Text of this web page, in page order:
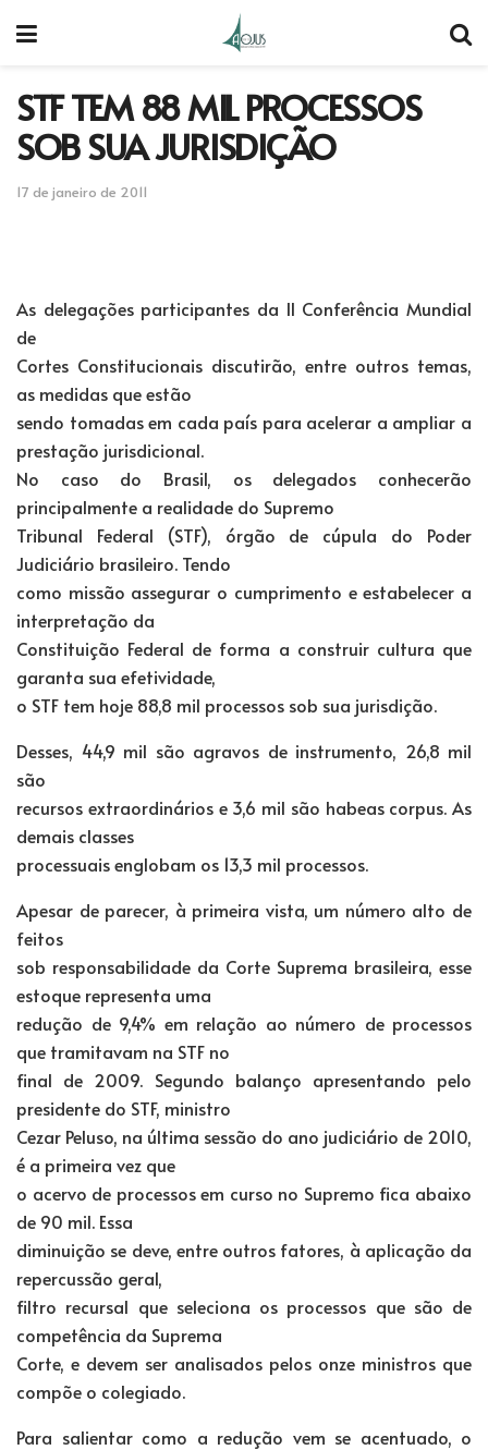
STF TEM 88 MIL PROCESSOS
SOB SUA JURISDIÇÃO
17 de janeiro de 2011
As delegações participantes da II Conferência Mundial
de
Cortes Constitucionais discutirão, entre outros temas,
as medidas que estão
sendo tomadas em cada país para acelerar a ampliar a
prestação jurisdicional.
No caso do Brasil, os delegados conhecerão
principalmente a realidade do Supremo
Tribunal Federal (STF), órgão de cúpula do Poder
Judiciário brasileiro. Tendo
como missão assegurar o cumprimento e estabelecer a
interpretação da
Constituição Federal de forma a construir cultura que
garanta sua efetividade,
o STF tem hoje 88,8 mil processos sob sua jurisdição.
Desses, 44,9 mil são agravos de instrumento, 26,8 mil
são
recursos extraordinários e 3,6 mil são habeas corpus. As
demais classes
processuais englobam os 13,3 mil processos.
Apesar de parecer, à primeira vista, um número alto de
feitos
sob responsabilidade da Corte Suprema brasileira, esse
estoque representa uma
redução de 9,4% em relação ao número de processos
que tramitavam na STF no
final de 2009. Segundo balanço apresentando pelo
presidente do STF, ministro
Cezar Peluso, na última sessão do ano judiciário de 2010,
é a primeira vez que
o acervo de processos em curso no Supremo fica abaixo
de 90 mil. Essa
diminuição se deve, entre outros fatores, à aplicação da
repercussão geral,
filtro recursal que seleciona os processos que são de
competência da Suprema
Corte, e devem ser analisados pelos onze ministros que
compõe o colegiado.
Para salientar como a redução vem se acentuado, o